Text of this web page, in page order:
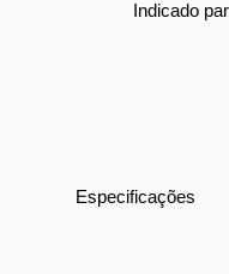
Indicado
Especificações